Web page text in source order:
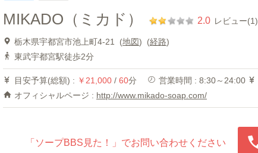
MIKADO（ミカド） 2.0 レビュー(1)
栃木県宇都宮市池上町4-21 (地図) (経路)
東武宇都宮駅徒歩2分
目安予算(総額) : ￥21,000 / 60分 営業時間 : 8:30～24:00
オフィシャルページ : http://www.mikado-soap.com/
「ソープBBS見た！」でお問い合わせください